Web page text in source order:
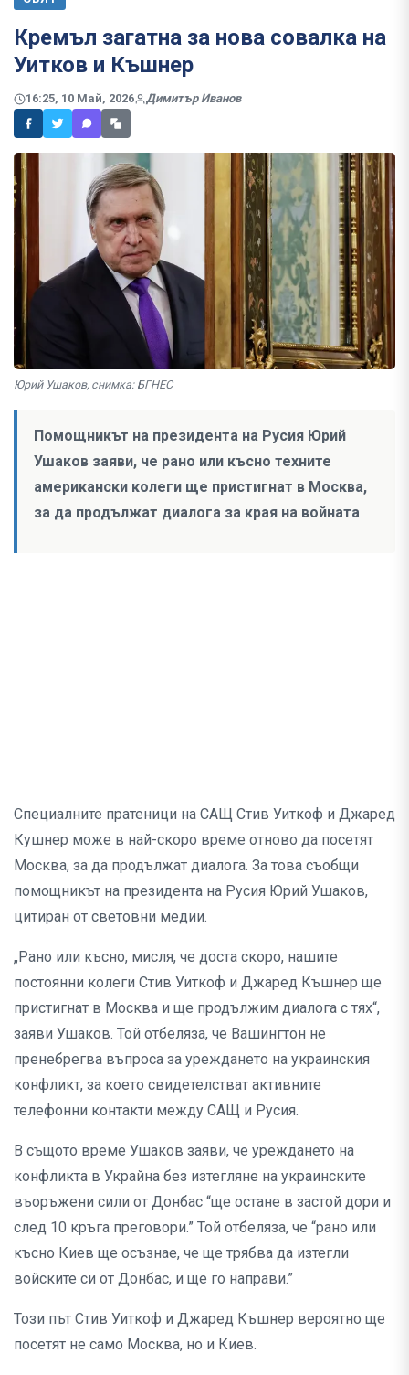
Кремъл загатна за нова совалка на
Уитков и Къшнер
16:25, 10 Май, 2026 Димитър Иванов
Юрий Ушаков, снимка: БГНЕС
Помощникът на президента на Русия Юрий
Ушаков заяви, че рано или късно техните
американски колеги ще пристигнат в Москва,
за да продължат диалога за края на войната
Специалните пратеници на САЩ Стив Уиткоф и Джаред
Кушнер може в най-скоро време отново да посетят
Москва, за да продължат диалога. За това съобщи
помощникът на президента на Русия Юрий Ушаков,
цитиран от световни медии.
„Рано или късно, мисля, че доста скоро, нашите
постоянни колеги Стив Уиткоф и Джаред Къшнер ще
пристигнат в Москва и ще продължим диалога с тях“,
заяви Ушаков. Той отбеляза, че Вашингтон не
пренебрегва въпроса за уреждането на украинския
конфликт, за което свидетелстват активните
телефонни контакти между САЩ и Русия.
В същото време Ушаков заяви, че уреждането на
конфликта в Украйна без изтегляне на украинските
въоръжени сили от Донбас “ще остане в застой дори и
след 10 кръга преговори.” Той отбеляза, че “рано или
късно Киев ще осъзнае, че ще трябва да изтегли
войските си от Донбас, и ще го направи.”
Този път Стив Уиткоф и Джаред Къшнер вероятно ще
посетят не само Москва, но и Киев.